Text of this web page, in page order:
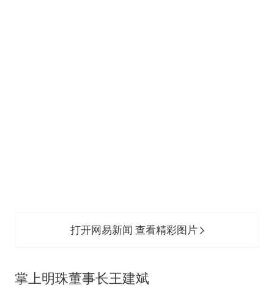
打开网易新闻 查看精彩图片
掌上明珠董事长王建斌